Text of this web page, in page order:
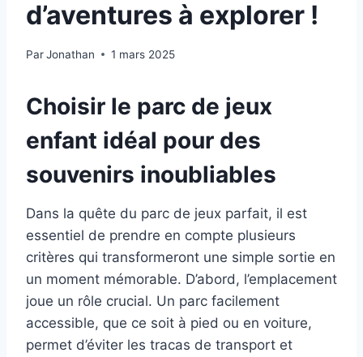
d’aventures à explorer !
ParJonathan 1 mars 2025
Choisir le parc de jeux
enfant idéal pour des
souvenirs inoubliables
Dans la quête du parc de jeux parfait, il est
essentiel de prendre en compte plusieurs
critères qui transformeront une simple sortie en
un moment mémorable. D’abord, l’emplacement
joue un rôle crucial. Un parc facilement
accessible, que ce soit à pied ou en voiture,
permet d’éviter les tracas de transport et